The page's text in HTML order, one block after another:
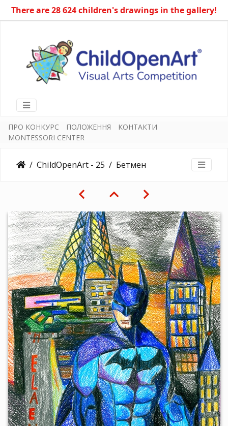
There are 28 624 children's drawings in the gallery!
ПРО КОНКУРС ПОЛОЖЕННЯ
КОНТАКТИ
MONTESSORI CENTER
ChildOpenArt - 25 Бетмен